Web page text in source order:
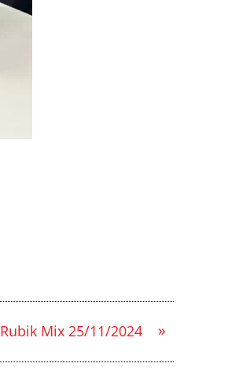
»
Rubik Mix 25/11/2024